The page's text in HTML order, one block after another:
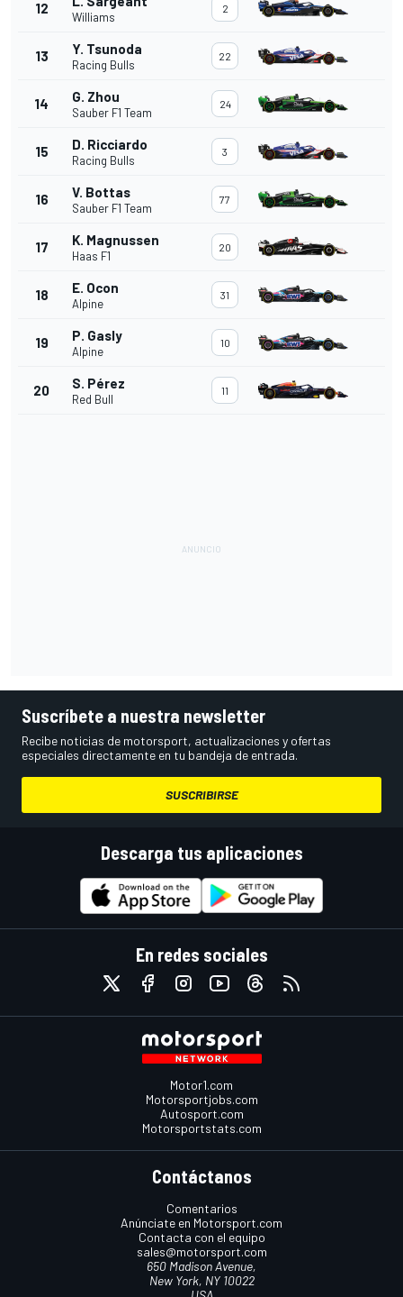
12
Williams
2
13 Y. Tsunoda
Racing Bulls
22
14 G. Zhou
Sauber F1 Team
24
15 D. Ricciardo
Racing Bulls
3
16 V. Bottas
Sauber F1 Team
77
17 K. Magnussen
Haas F1
20
18 E. Ocon
Alpine
31
19 P. Gasly
Alpine
10
20 S. Pérez
Red Bull
11
Suscríbete a nuestra newsletter
Recibe noticias de motorsport, actualizaciones y ofertas
especiales directamente en tu bandeja de entrada.
SUSCRIBIRSE
Descarga tus aplicaciones
En redes sociales
Motor1.com
Motorsportjobs.com
Autosport.com
Motorsportstats.com
Contáctanos
Comentarios
Anúnciate en Motorsport.com
Contacta con el equipo
sales@motorsport.com
650 Madison Avenue,
New York, NY 10022